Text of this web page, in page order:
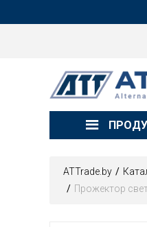
ATTrade.by
Прожектор